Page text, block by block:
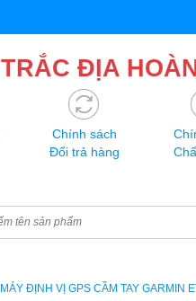
TRẮC ĐỊA
Chính sách
Đổi trả hàng
MÁY ĐỊNH VỊ GPS CẦM TAY GARMIN